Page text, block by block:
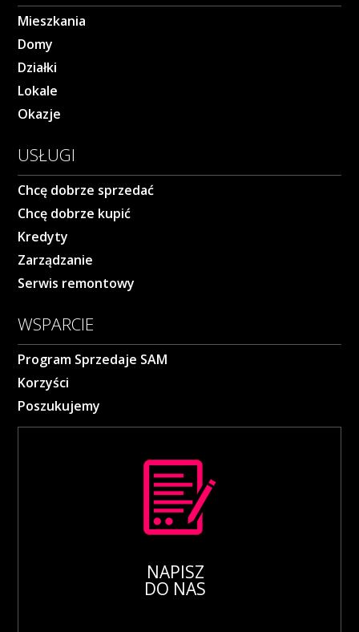
Mieszkania
Domy
Działki
Lokale
Okazje
USŁUGI
Chcę dobrze sprzedać
Chcę dobrze kupić
Kredyty
Zarządzanie
Serwis remontowy
WSPARCIE
Program Sprzedaje SAM
Korzyści
Poszukujemy
NAPISZ
DO NAS